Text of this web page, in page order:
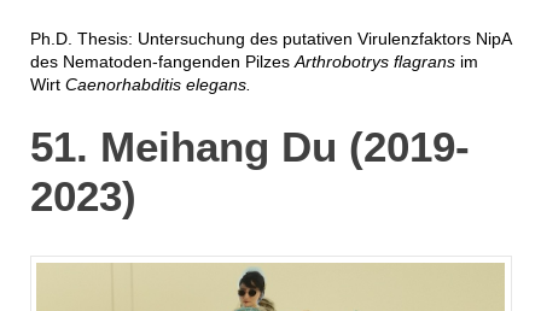
Ph.D. Thesis: Untersuchung des putativen Virulenzfaktors NipA
des Nematoden-fangenden Pilzes Arthrobotrys flagransim
Wirt Caenorhabditis elegans.
51. Meihang Du (2019-
2023)